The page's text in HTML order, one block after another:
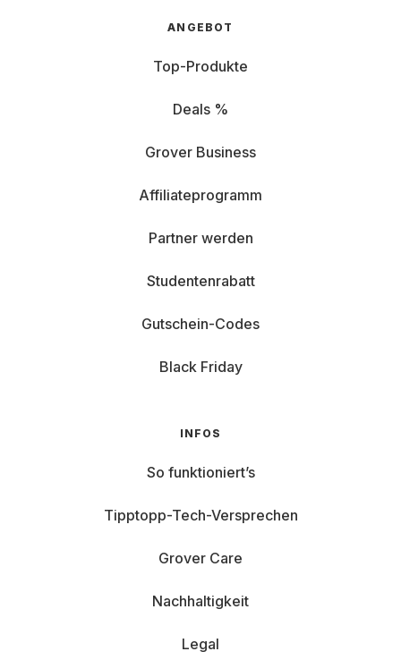
ANGEBOT
Top-Produkte
Deals %
Grover Business
Affiliateprogramm
Partner werden
Studentenrabatt
Gutschein-Codes
Black Friday
INFOS
So funktioniert’s
Tipptopp-Tech-Versprechen
Grover Care
Nachhaltigkeit
Legal